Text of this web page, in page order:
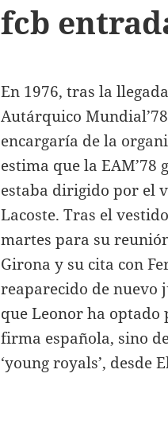
fcb
En 1976, tras la
Autárquico
encargaría de la
estima que la EAM’78
estaba dirigido por el
Lacoste. Tras el
martes para su
Girona y su cita con
reaparecido de nuevo
que Leonor ha optado
firma española, sino
‘young royals’, desde